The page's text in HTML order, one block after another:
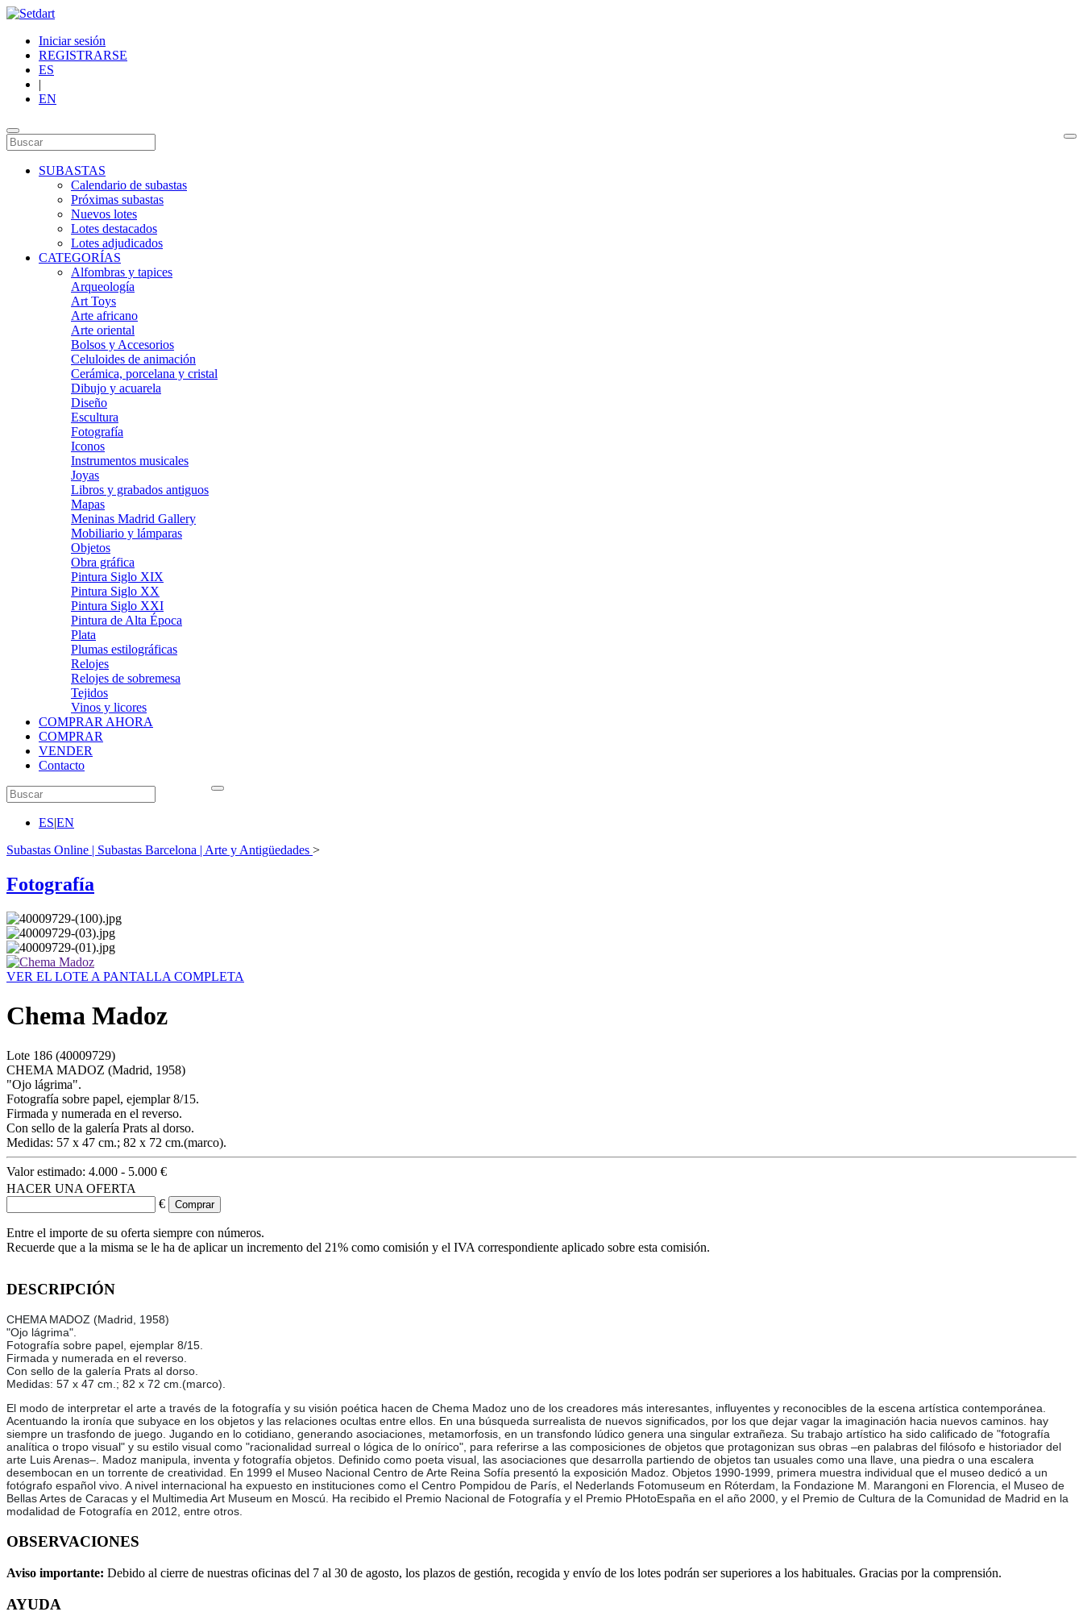
Iniciar sesión
REGISTRARSE
ES
|
EN
SUBASTAS
Calendario de subastas
Próximas subastas
Nuevos lotes
Lotes destacados
Lotes adjudicados
CATEGORÍAS
Alfombras y tapices
Arqueología
Art Toys
Arte africano
Arte oriental
Bolsos y Accesorios
Celuloides de animación
Cerámica, porcelana y cristal
Dibujo y acuarela
Diseño
Escultura
Fotografía
Iconos
Instrumentos musicales
Joyas
Libros y grabados antiguos
Mapas
Meninas Madrid Gallery
Mobiliario y lámparas
Objetos
Obra gráfica
Pintura Siglo XIX
Pintura Siglo XX
Pintura Siglo XXI
Pintura de Alta Época
Plata
Plumas estilográficas
Relojes
Relojes de sobremesa
Tejidos
Vinos y licores
COMPRAR AHORA
COMPRAR
VENDER
Contacto
ES|EN
Subastas Online | Subastas Barcelona | Arte y Antigüedades >
Fotografía
VER EL LOTE A PANTALLA COMPLETA
Chema Madoz
Lote 186 (40009729)
CHEMA MADOZ (Madrid, 1958)
"Ojo lágrima".
Fotografía sobre papel, ejemplar 8/15.
Firmada y numerada en el reverso.
Con sello de la galería Prats al dorso.
Medidas: 57 x 47 cm.; 82 x 72 cm.(marco).
Valor estimado: 4.000 - 5.000 €
HACER UNA OFERTA
€
Entre el importe de su oferta siempre con números.
Recuerde que a la misma se le ha de aplicar un incremento del 21% como comisión y el IVA correspondiente aplicado sobre esta comisión.
DESCRIPCIÓN
CHEMA MADOZ (Madrid, 1958)
"Ojo lágrima".
Fotografía sobre papel, ejemplar 8/15.
Firmada y numerada en el reverso.
Con sello de la galería Prats al dorso.
Medidas: 57 x 47 cm.; 82 x 72 cm.(marco).
El modo de interpretar el arte a través de la fotografía y su visión poética hacen de Chema Madoz uno de los creadores más interesantes, influyentes y reconocibles de la escena artística contemporánea.
Acentuando la ironía que subyace en los objetos y las relaciones ocultas entre ellos. En una búsqueda surrealista de nuevos significados, por los que dejar vagar la imaginación hacia nuevos caminos. hay
siempre un trasfondo de juego. Jugando en lo cotidiano, generando asociaciones, metamorfosis, en un transfondo lúdico genera una singular extrañeza. Su trabajo artístico ha sido calificado de "fotografía
analítica o tropo visual" y su estilo visual como "racionalidad surreal o lógica de lo onírico", para referirse a las composiciones de objetos que protagonizan sus obras –en palabras del filósofo e historiador del
arte Luis Arenas–. Madoz manipula, inventa y fotografía objetos. Definido como poeta visual, las asociaciones que desarrolla partiendo de objetos tan usuales como una llave, una piedra o una escalera
desembocan en un torrente de creatividad. En 1999 el Museo Nacional Centro de Arte Reina Sofía presentó la exposición Madoz. Objetos 1990-1999, primera muestra individual que el museo dedicó a un
fotógrafo español vivo. A nivel internacional ha expuesto en instituciones como el Centro Pompidou de París, el Nederlands Fotomuseum en Róterdam, la Fondazione M. Marangoni en Florencia, el Museo de
Bellas Artes de Caracas y el Multimedia Art Museum en Moscú. Ha recibido el Premio Nacional de Fotografía y el Premio PHotoEspaña en el año 2000, y el Premio de Cultura de la Comunidad de Madrid en la
modalidad de Fotografía en 2012, entre otros.
OBSERVACIONES
Aviso importante: Debido al cierre de nuestras oficinas del 7 al 30 de agosto, los plazos de gestión, recogida y envío de los lotes podrán ser superiores a los habituales. Gracias por la comprensión.
AYUDA